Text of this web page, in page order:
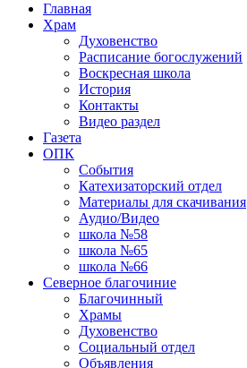
Главная
Храм
Духовенство
Расписание богослужений
Воскресная школа
История
Контакты
Видео раздел
Газета
ОПК
События
Катехизаторский отдел
Материалы для скачивания
Аудио/Видео
школа №58
школа №65
школа №66
Северное благочиние
Благочинный
Храмы
Духовенство
Социальный отдел
Объявления